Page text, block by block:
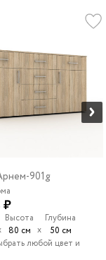
901g
₽
Высота
80 см х
Глубина
50 см
любой цвет и